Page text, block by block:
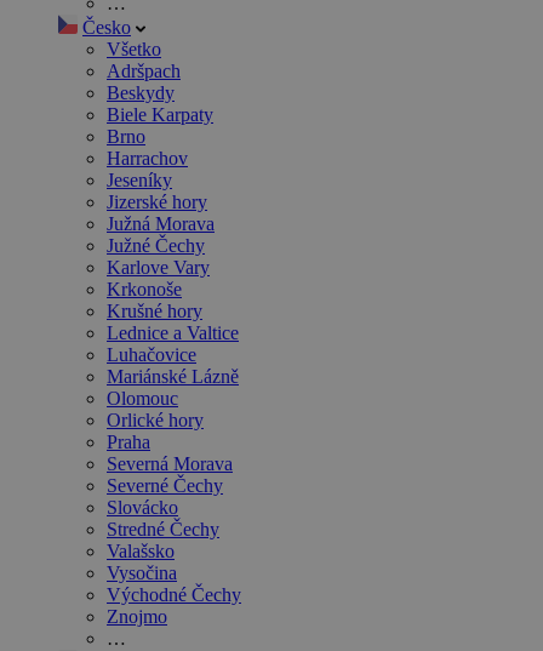
Česko
Všetko
Adršpach
Beskydy
Biele Karpaty
Brno
Harrachov
Jeseníky
Jizerské hory
Južná Morava
Južné Čechy
Karlove Vary
Krkonoše
Krušné hory
Lednice a Valtice
Luhačovice
Mariánské Lázně
Olomouc
Orlické hory
Praha
Severná Morava
Severné Čechy
Slovácko
Stredné Čechy
Valašsko
Vysočina
Východné Čechy
Znojmo
…